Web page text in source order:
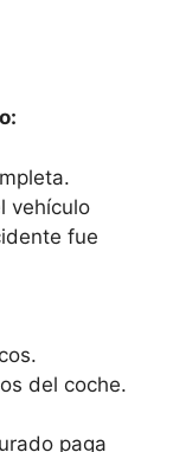
vehículo
fue
del coche.
paga